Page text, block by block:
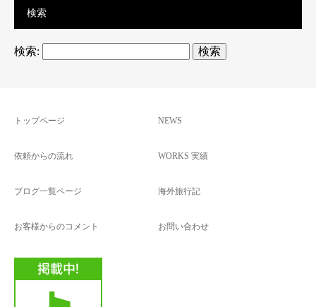
検索
検索:
トップページ NEWS
依頼からの流れ WORKS 実績
ブログ一覧ページ 海外旅行記
お客様からのコメント お問い合わせ